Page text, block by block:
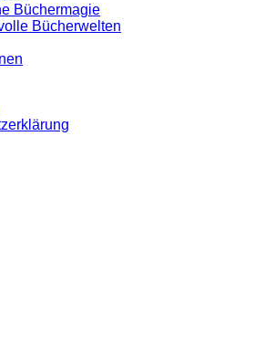
Büchermagie
Bücherwelten